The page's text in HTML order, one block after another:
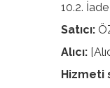
10.2.
Satıcı:
Alıcı:
Hizmeti